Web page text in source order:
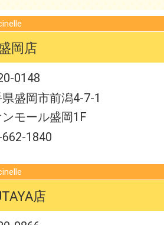
岡店
0148
盛岡市前潟4-7-1
ンモール盛岡1F
1840
店